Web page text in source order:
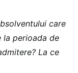
care
la perioada de
La ce